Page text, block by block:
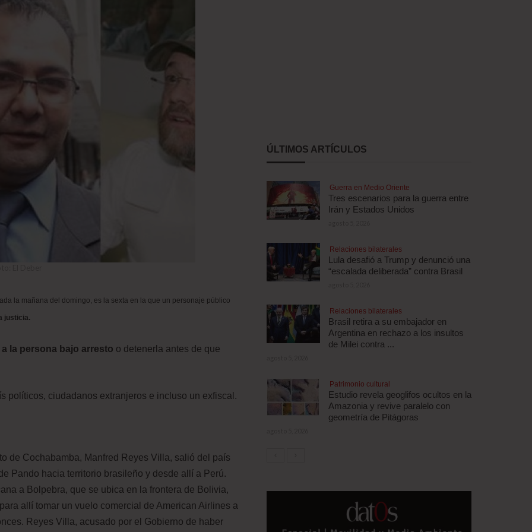
la mañana del domingo, es la sexta en la que un personaje público
justicia.
la persona bajo arresto o detenerla antes de que
políticos, ciudadanos extranjeros e incluso un exfiscal.
de Cochabamba, Manfred Reyes Villa, salió del país
Pando hacia territorio brasileño y desde allí a Perú.
a Bolpebra, que se ubica en la frontera de Bolivia,
allí tomar un vuelo comercial de American Airlines a
Reyes Villa, acusado por el Gobierno de haber
ÚLTIMOS ARTÍCULOS
Guerra en Medio Oriente
Tres escenarios para la guerra entre
Irán y Estados Unidos
Relaciones bilaterales
Lula desafió a Trump y denunció una
“escalada deliberada” contra Brasil
Relaciones bilaterales
Brasil retira a su embajador en
Argentina en rechazo a los insultos
de Milei contra ...
Patrimonio cultural
Estudio revela geoglifos ocultos en la
Amazonia y revive paralelo con
geometría de Pitágoras